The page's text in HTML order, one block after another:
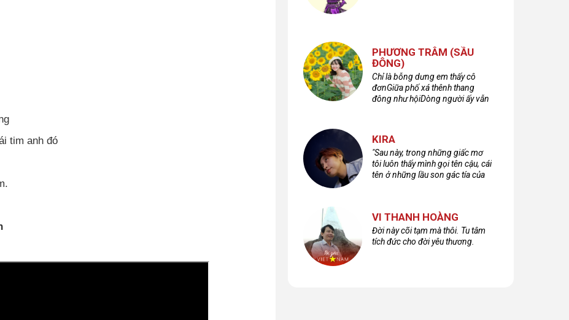
tim anh đó
PHƯƠNG TRÂM (SẦU
ĐÔNG)
Chỉ là bỗng dưng em thấy cô
đơnGiữa phố xá thênh thang
đông như hộiDòng người ấy vẫn
KIRA
"Sau này, trong những giấc mơ
tôi luôn thấy mình gọi tên cậu, cái
tên ở những lầu son gác tía của
VI THANH HOÀNG
Đời này cõi tạm mà thôi. Tu tâm
tích đức cho đời yêu thương.